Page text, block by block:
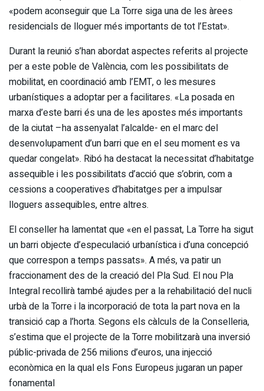
«podem aconseguir que La Torre siga una de les àrees
residencials de lloguer més importants de tot l’Estat».
Durant la reunió s’han abordat aspectes referits al projecte
per a este poble de València, com les possibilitats de
mobilitat, en coordinació amb l’EMT, o les mesures
urbanístiques a adoptar per a facilitares. «La posada en
marxa d’este barri és una de les apostes més importants
de la ciutat –ha assenyalat l’alcalde- en el marc del
desenvolupament d’un barri que en el seu moment es va
quedar congelat». Ribó ha destacat la necessitat d’habitatge
assequible i les possibilitats d’acció que s’obrin, com a
cessions a cooperatives d’habitatges per a impulsar
lloguers assequibles, entre altres.
El conseller ha lamentat que «en el passat, La Torre ha sigut
un barri objecte d’especulació urbanística i d’una concepció
que correspon a temps passats». A més, va patir un
fraccionament des de la creació del Pla Sud. El nou Pla
Integral recollirà també ajudes per a la rehabilitació del nucli
urbà de la Torre i la incorporació de tota la part nova en la
transició cap a l’horta. Segons els càlculs de la Conselleria,
s’estima que el projecte de la Torre mobilitzarà una inversió
públic-privada de 256 milions d’euros, una injecció
econòmica en la qual els Fons Europeus jugaran un paper
fonamental